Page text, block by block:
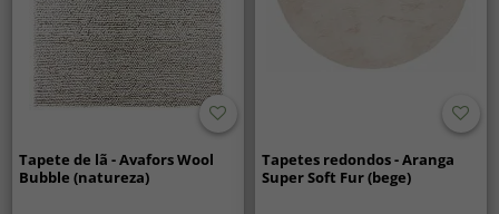
Tapete de lã - Avafors Wool
Bubble (natureza)
Tapetes redondos - Aranga
Super Soft Fur (bege)